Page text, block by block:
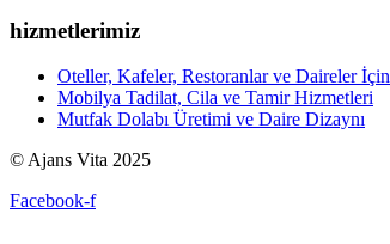
hizmetlerimiz
Oteller, Kafeler, Restoranlar ve Daireler
Mobilya Tadilat, Cila ve Tamir Hizmetleri
Mutfak Dolabı Üretimi ve Daire Dizaynı
© Ajans Vita 2025
Facebook-f